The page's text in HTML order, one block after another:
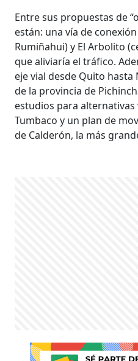
Entre sus propuestas de
están: una vía de
Rumiñahui) y El Arbolito
que aliviaría el tráfico.
eje vial desde Quito
de la provincia de
estudios para
Tumbaco y un plan de
de Calderón, la más